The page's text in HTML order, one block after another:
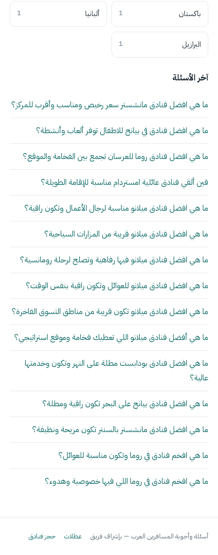
باكستان 1 ألبانيا 1
البرازيل 1
آخر الأسئلة
ما هي افضل فنادق مانشستر سعر رخيص ومناسب وأقرب للمركز؟
ما هي افضل فنادق في بيانج للاطفال توفر ألعاب وأنشطة؟
ما هي افضل فنادق روما للعرسان تجمع بين الفخامة والموقع؟
فين ألقي فنادق عائلية امستردام مناسبة للإقامة الطويلة؟
ما هي افضل فنادق ميلانو مناسبة لرجال الأعمال وتكون راقية؟
ما هي افضل فنادق ميلانو قريبة من المزارات السياحية؟
ما هي افضل فنادق ميلانو فيها رفاهية وتصلح لرحلة رومانسية؟
ما هي افضل فنادق ميلانو للعوائل وتكون راقية بنفس الوقت؟
ما هي افضل فنادق ميلانو تكون قريبة من مناطق التسوق الفاخرة؟
ما هي أفضل فنادق ميلانو اللي تعطيك فخامة وموقع استراتيجي؟
ما هي افضل فنادق بودابست مطلة على النهر وتكون وخدمتها
عالية؟
ما هي افضل فنادق بيانج على البحر تكون راقية ومطلة؟
ما هي افضل فنادق مانشستر بالسنتر تكون مريحة ونظيفة؟
ما هي افخم فنادق في روما وتكون مناسبة للعوائل؟
ما هي افخم فنادق في روما اللي فيها خصوصية وهدوء؟
أسئلة وأجوبة المسافرين العرب — بإشراف فريق عطلات حجز فنادق